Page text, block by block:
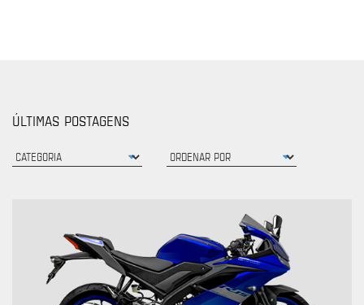
ÚLTIMAS POSTAGENS